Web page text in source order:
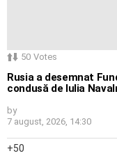
50 Votes
Rusia a desemnat
condusă de Iulia
by
7 august, 2026, 14:30
50